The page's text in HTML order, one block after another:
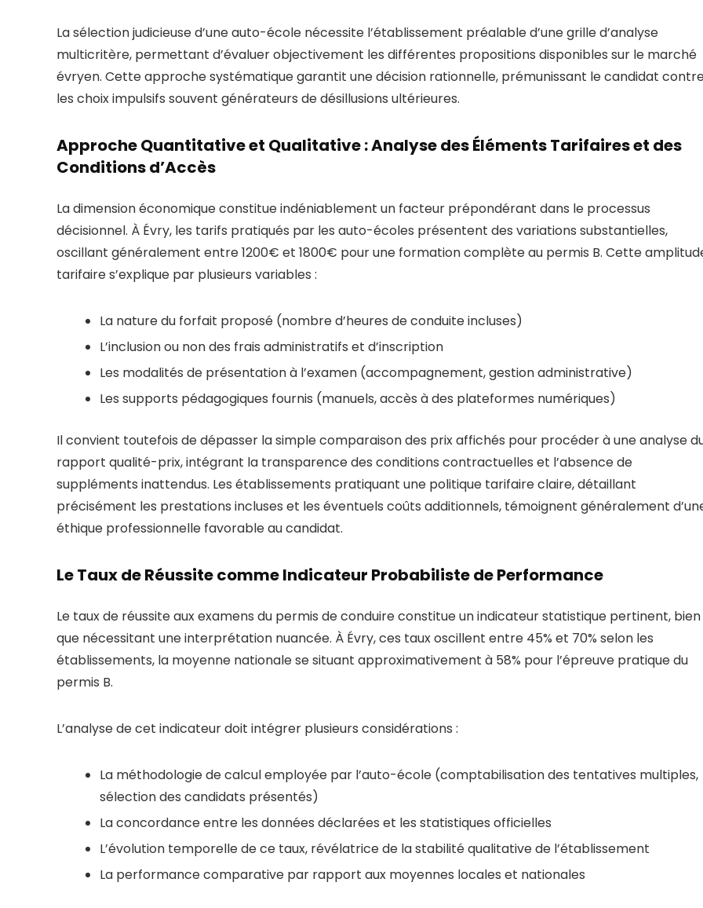
La sélection judicieuse d’une auto-école nécessite l’établissement préalable d’une grille d’analyse
multicritère, permettant d’évaluer objectivement les différentes propositions disponibles sur le marché
évryen. Cette approche systématique garantit une décision rationnelle, prémunissant le candidat
les choix impulsifs souvent générateurs de désillusions ultérieures.
Approche Quantitative et Qualitative : Analyse des Éléments Tarifaires et des
Conditions d’Accès
La dimension économique constitue indéniablement un facteur prépondérant dans le processus
décisionnel. À Évry, les tarifs pratiqués par les auto-écoles présentent des variations substantielles,
oscillant généralement entre 1200€ et 1800€ pour une formation complète au permis B. Cette
tarifaire s’explique par plusieurs variables :
La nature du forfait proposé (nombre d’heures de conduite incluses)
L’inclusion ou non des frais administratifs et d’inscription
Les modalités de présentation à l’examen (accompagnement, gestion administrative)
Les supports pédagogiques fournis (manuels, accès à des plateformes numériques)
Il convient toutefois de dépasser la simple comparaison des prix affichés pour procéder à une analyse
rapport qualité-prix, intégrant la transparence des conditions contractuelles et l’absence de
suppléments inattendus. Les établissements pratiquant une politique tarifaire claire, détaillant
précisément les prestations incluses et les éventuels coûts additionnels, témoignent généralement
éthique professionnelle favorable au candidat.
Le Taux de Réussite comme Indicateur Probabiliste de Performance
Le taux de réussite aux examens du permis de conduire constitue un indicateur statistique pertinent, bien
que nécessitant une interprétation nuancée. À Évry, ces taux oscillent entre 45% et 70% selon les
établissements, la moyenne nationale se situant approximativement à 58% pour l’épreuve pratique du
permis B.
L’analyse de cet indicateur doit intégrer plusieurs considérations :
La méthodologie de calcul employée par l’auto-école (comptabilisation des tentatives multiples,
sélection des candidats présentés)
La concordance entre les données déclarées et les statistiques officielles
L’évolution temporelle de ce taux, révélatrice de la stabilité qualitative de l’établissement
La performance comparative par rapport aux moyennes locales et nationales